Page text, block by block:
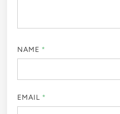
NAME *
EMAIL *